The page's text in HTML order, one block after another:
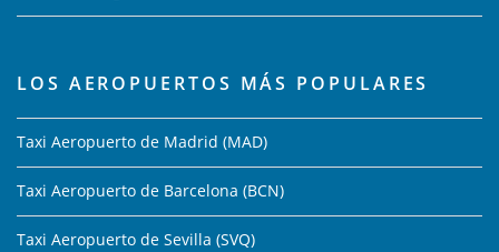
LOS AEROPUERTOS MÁS POPULARES
Taxi Aeropuerto de Madrid (MAD)
Taxi Aeropuerto de Barcelona (BCN)
Taxi Aeropuerto de Sevilla (SVQ)